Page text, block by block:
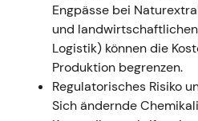
Jan 2022 (1.–11. Jan) —
Portfoliobereinigung
und Schließung
Ereignis:Symrise
Geschäft an LANXESS
2022) und schloss
Engpässe bei
und
Logistik) können die
Produktion begrenzen.
Regulatorisches Risiko
Sich ändernde